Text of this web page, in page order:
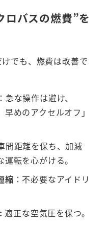
ロバスの燃費”を
でも、燃費は改善で
：急な操作は避け、
早めのアクセルオフ」
間距離を保ち、加減
転を心がける。
縮 ：不必要なアイドリ
適正な空気圧を保つ。